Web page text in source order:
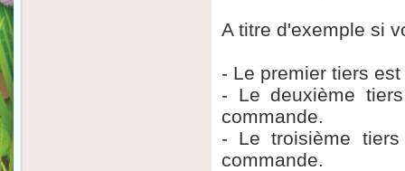
A titre d'exemple si
- Le premier tiers
- Le deuxième
commande.
- Le troisième
commande.